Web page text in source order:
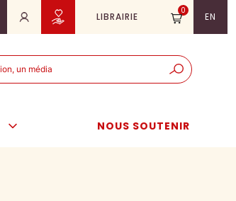
EN
0
LIBRAIRIE
NOUS SOUTENIR